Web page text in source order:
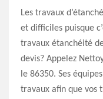
Les travaux
et difficiles puisque
travaux étanchéité
devis? Appelez
le 86350. Ses
travaux afin que vos